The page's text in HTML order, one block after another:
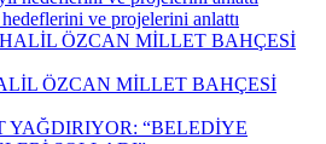
ve projelerini anlattı
ÖZCAN MİLLET BAHÇESİ